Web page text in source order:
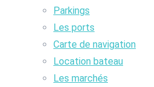
Parkings
Les ports
Carte de navigation
Location bateau
Les marchés